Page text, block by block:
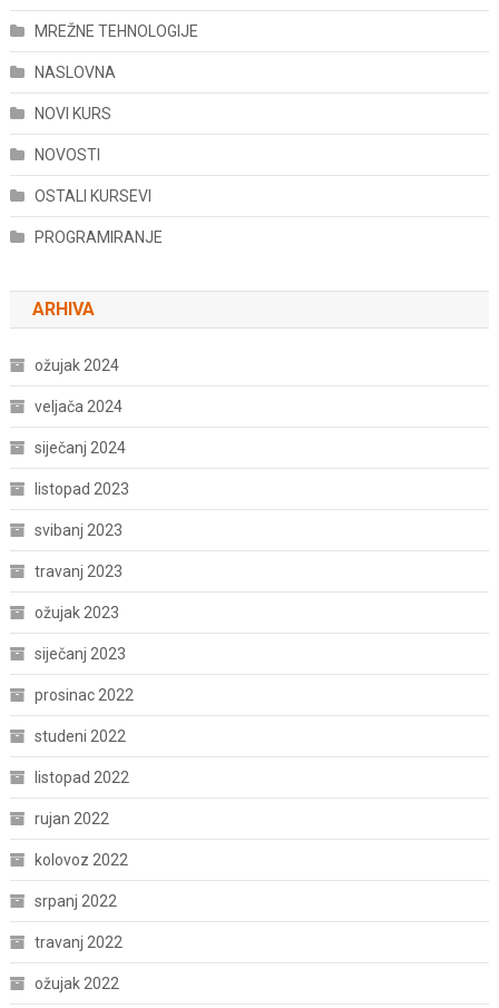
MREŽNE TEHNOLOGIJE
NASLOVNA
NOVI KURS
NOVOSTI
OSTALI KURSEVI
PROGRAMIRANJE
ARHIVA
ožujak 2024
veljača 2024
siječanj 2024
listopad 2023
svibanj 2023
travanj 2023
ožujak 2023
siječanj 2023
prosinac 2022
studeni 2022
listopad 2022
rujan 2022
kolovoz 2022
srpanj 2022
travanj 2022
ožujak 2022